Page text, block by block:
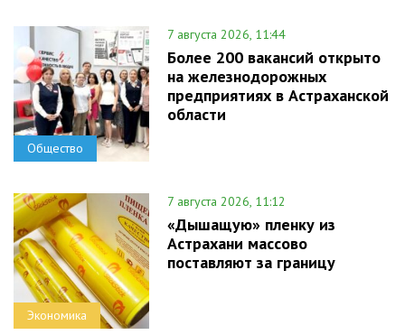
Общество
7 августа 2026, 11:44
Более 200 вакансий открыто
на железнодорожных
предприятиях в Астраханской
области
Экономика
7 августа 2026, 11:12
«Дышащую» пленку из
Астрахани массово
поставляют за границу